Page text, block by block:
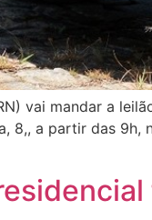
vai mandar a
a partir das